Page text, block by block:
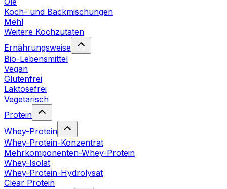
Koch- und Backmischungen
Mehl
Weitere Kochzutaten
Ernährungsweise
Bio-Lebensmittel
Vegan
Glutenfrei
Laktosefrei
Vegetarisch
Protein
Whey-Protein
Whey-Protein-Konzentrat
Mehrkomponenten-Whey-Protein
Whey-Isolat
Whey-Protein-Hydrolysat
Clear Protein